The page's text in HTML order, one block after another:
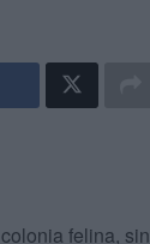
felina, sin